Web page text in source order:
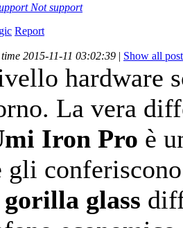
Not support
Report
time 2015-11-11 03:02:39 | Show all
hardware
La vera
Iron Pro è
gli
gorilla glass